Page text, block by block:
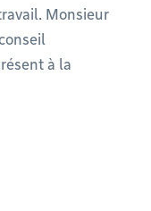
Monsieur
à la